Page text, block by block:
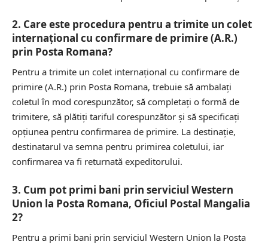
2. Care este procedura pentru a trimite un colet
internațional cu confirmare de primire (A.R.)
prin Posta Romana?
Pentru a trimite un colet internațional cu confirmare de
primire (A.R.) prin Posta Romana, trebuie să ambalați
coletul în mod corespunzător, să completați o formă de
trimitere, să plătiți tariful corespunzător și să specificați
opțiunea pentru confirmarea de primire. La destinație,
destinatarul va semna pentru primirea coletului, iar
confirmarea va fi returnată expeditorului.
3. Cum pot primi bani prin serviciul Western
Union la Posta Romana, Oficiul Postal Mangalia
2?
Pentru a primi bani prin serviciul Western Union la Posta